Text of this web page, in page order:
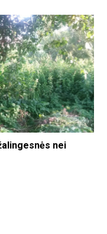
nei